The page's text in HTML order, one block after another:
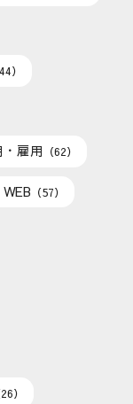
）
雇用 （62）
（57）
26）